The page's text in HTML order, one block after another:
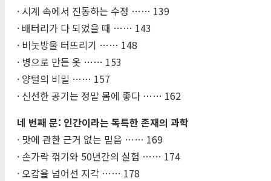
· 시계 속에서 진동하는 수정 …… 139
· 배터리가 다 되었을 때 …… 143
· 비눗방울 터뜨리기 …… 148
· 병으로 만든 옷 …… 153
· 양털의 비밀 …… 157
· 신선한 공기는 정말 몸에 좋다 …… 162
네 번째 문: 인간이라는 독특한 존재의 과학
· 맛에 관한 근거 없는 믿음 …… 169
· 손가락 꺾기와 50년간의 실험 …… 174
· 오감을 넘어선 지각 …… 178